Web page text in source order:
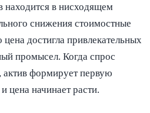
находится в нисходящем
снижения стоимостные
достигла привлекательных
промысел. Когда спрос
формирует первую
цена начинает расти.